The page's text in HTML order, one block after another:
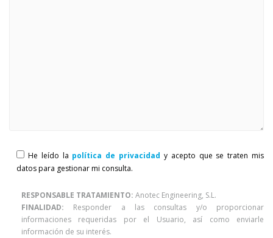
He leído la política de privacidad y acepto que se traten mis
datos para gestionar mi consulta.
RESPONSABLE TRATAMIENTO: Anotec Engineering, S.L.
FINALIDAD: Responder a las consultas y/o proporcionar
informaciones requeridas por el Usuario, así como enviarle
información de su interés.